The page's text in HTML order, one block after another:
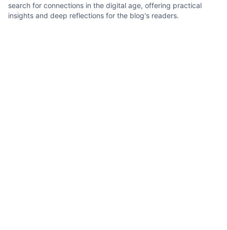
search for connections in the digital age, offering practical
insights and deep reflections for the blog's readers.